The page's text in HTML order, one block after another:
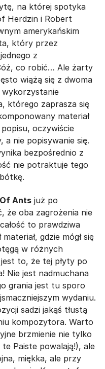
na której spotyka
Herdzin i Robert
amerykańskim
który przez
z
co robić… Ale żarty
wiążą się z dwoma
wykorzystanie
którego zaprasza się
materiał
oczywiście
nie popisywanie się.
bezpośrednio z
nie potraktuje tego
Ants już po
że oba zagrożenia nie
to prawdziwa
gdzie mógł się
w różnych
to, że tej płyty po
Nie jest nadmuchana
grania jest tu sporo
wydaniu.
sadzi jakąś tłustą
kompozytora. Warto
brzmienie nie tylko
Paiste powalają!), ale
miękka, ale przy